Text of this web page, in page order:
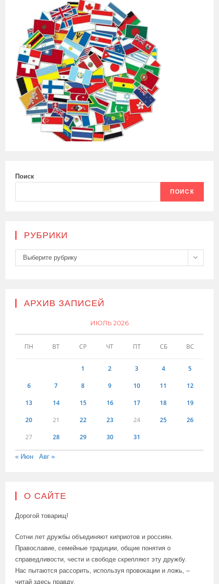
Поиск
ПОИСК
РУБРИКИ
Рубрики
Выберите рубрику
АРХИВ ЗАПИСЕЙ
ИЮЛЬ 2026
ПН ВТ СР ЧТ ПТ СБ ВС
1 2 3 4 5
6 7 8 9 10 11 12
13 14 15 16 17 18 19
20 21 22 23 24 25 26
27 28 29 30 31
« Июн Авг »
О САЙТЕ
Дорогой товарищ!
Сотни лет дружбы объединяют киприотов и россиян.
Православие, семейные традиции, общие понятия о
справедливости, чести и свободе скрепляют эту дружбу.
Нас пытаются рассорить, используя провокации и ложь, –
читай здесь правду.